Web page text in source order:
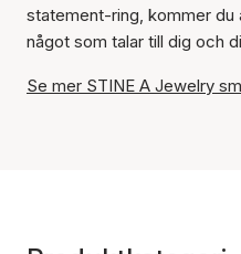
statement-ring, kommer du
något som talar till dig och
Se mer STINE A Jewelry